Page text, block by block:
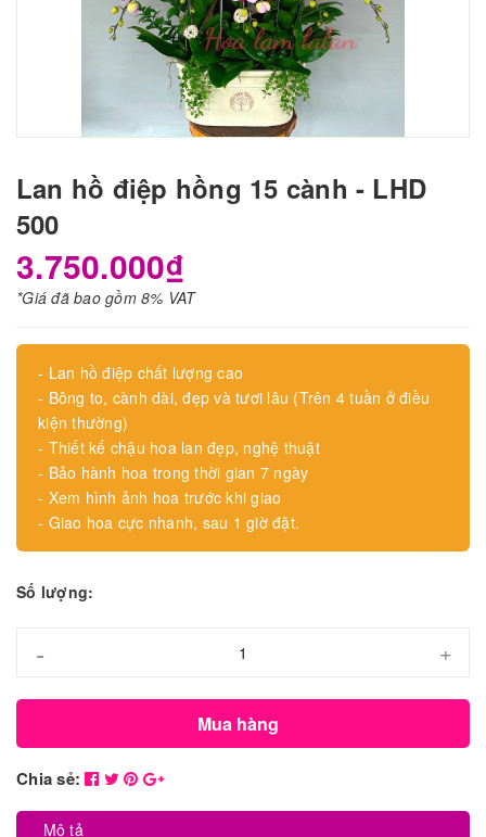
Lan hồ điệp hồng 15 cành - LHD
500
3.750.000₫
*Giá đã bao gồm 8% VAT
- Lan hồ điệp chất lượng cao
- Bông to, cành dài, đẹp và tươi lâu (Trên 4 tuần ở điều
kiện thường)
- Thiết kế chậu hoa lan đẹp, nghệ thuật
- Bảo hành hoa trong thời gian 7 ngày
- Xem hình ảnh hoa trước khi giao
- Giao hoa cực nhanh, sau 1 giờ đặt.
Số lượng:
- +
Mua hàng
Chia sẻ:
Mô tả